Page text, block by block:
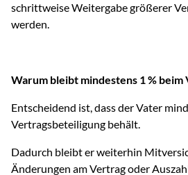
schrittweise Weitergabe größerer
werden.
Warum bleibt mindestens 1 % beim
Entscheidend ist, dass der Vater
Vertragsbeteiligung behält.
Dadurch bleibt er weiterhin
Änderungen am Vertrag oder